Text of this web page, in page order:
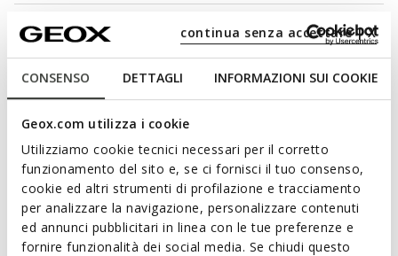
CONSENSO DETTAGLI INFORMAZIONI SUI COOKIE
Geox.com utilizza i cookie
Utilizziamo cookie tecnici necessari per il corretto
funzionamento del sito e, se ci fornisci il tuo consenso,
cookie ed altri strumenti di profilazione e tracciamento
per analizzare la navigazione, personalizzare contenuti
ed annunci pubblicitari in linea con le tue preferenze e
fornire funzionalità dei social media. Se chiudi questo
continua senza accettare | X
Technologien